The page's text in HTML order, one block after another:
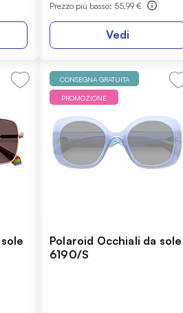
Prezzo più basso: 55,99 €
Vedi
CONSEGNA GRATUITA
PROMOZIONE
Polaroid Occhiali da sole
6190/S